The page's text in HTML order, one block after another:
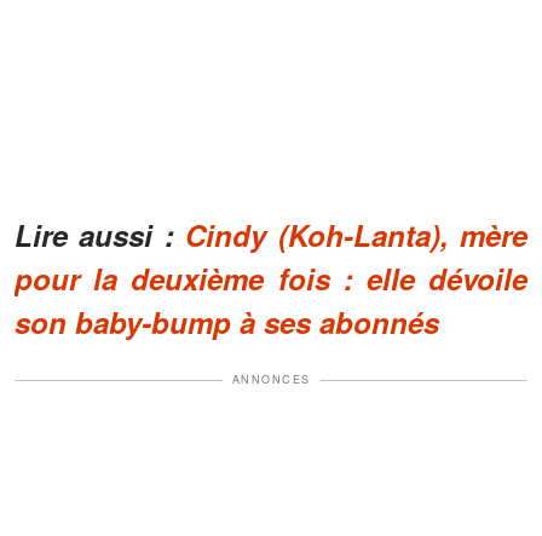
Lire aussi : Cindy (Koh-Lanta), mère
pour la deuxième fois : elle dévoile
son baby-bump à ses abonnés
ANNONCES